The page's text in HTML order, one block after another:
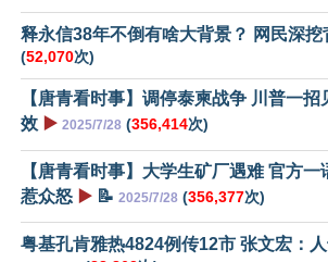
释永信38年不倒有啥大背景？ 网民深挖
(52,070次)
【唐青看时事】调停泰柬战争 川普一招
效 ▶️ 2025/7/28 (356,414次)
【唐青看时事】大学生矿厂遇难 官方一
惹众怒 ▶️ 📝 2025/7/28 (356,377次)
粤基孔肯雅热4824例传12市 张文宏：